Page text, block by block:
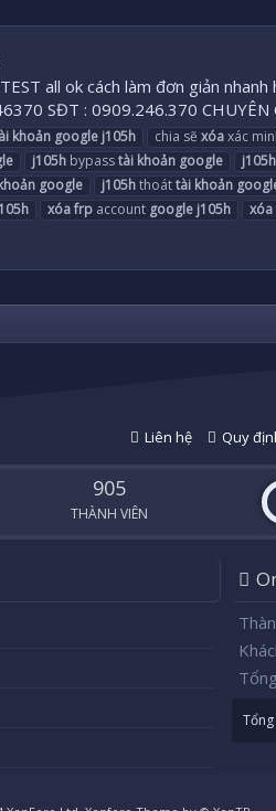
all ok cách làm đơn giản nhanh
SĐT : 0909.246.370 CHUYÊN
khoản google j105h chia sẽ xóaxác
j105h bypasstài khoản google j105h
google j105hthoáttài khoản
xóafrp account google j105h xóa
Liên hệ Quy
905
THÀNH VIÊN